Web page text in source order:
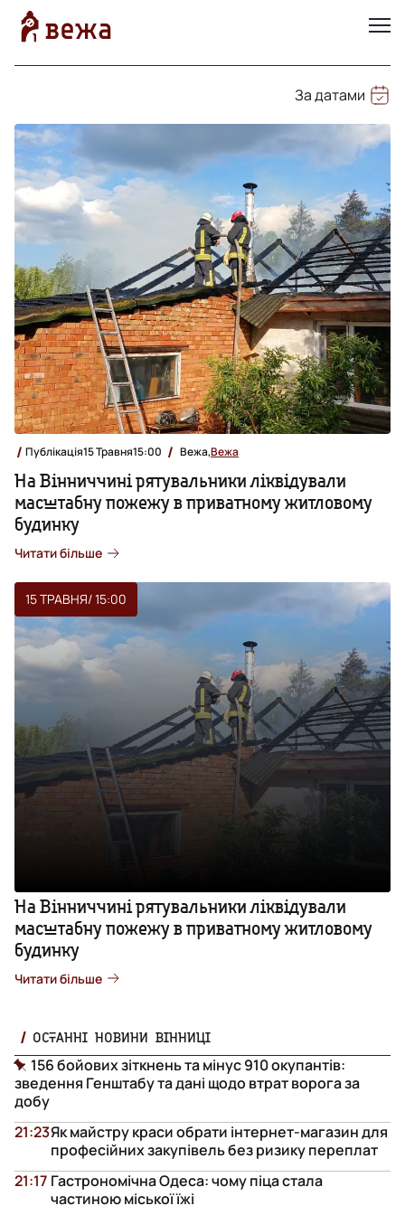
За датами
Публікація15 Травня15:00 Вежа,Вежа
На Вінниччині рятувальники ліквідували
масштабну пожежу в приватному житловому
будинку
Читати більше
15 ТРАВНЯ/ 15:00
На Вінниччині рятувальники ліквідували
масштабну пожежу в приватному житловому
будинку
Читати більше
ОСТАННІ НОВИНИ ВІННИЦІ
156 бойових зіткнень та мінус 910 окупантів:
зведення Генштабу та дані щодо втрат ворога за
добу
Як майстру краси обрати інтернет-магазин для
професійних закупівель без ризику переплат
21:23
Гастрономічна Одеса: чому піца стала
частиною міської їжі
21:17